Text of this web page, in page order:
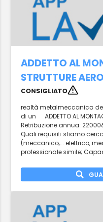
ADDETTO AL
STRUTTURE
CONSIGLIATO
realtà metalmeccanica
di un ADDETTO AL
Retribuzione annua:
Quali requisiti stiamo
(meccanico,... elettrico,
professionale simile;